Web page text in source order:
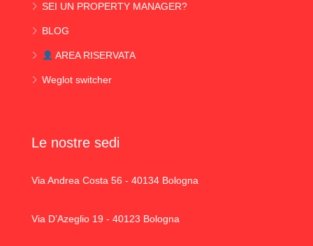
SEI UN PROPERTY MANAGER?
BLOG
AREA RISERVATA
Weglot switcher
Le nostre sedi
Via Andrea Costa 56 - 40134 Bologna
Via D’Azeglio 19 - 40123 Bologna